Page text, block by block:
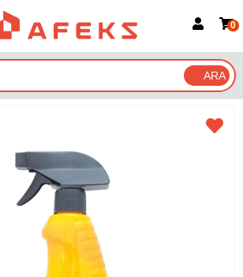
Google İle Bağlan
0